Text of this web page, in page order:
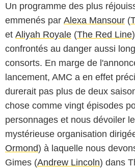
Un programme des plus
emmenés par Alexa Mansour (
et Aliyah Royale (The Red Line
confrontés au danger aussi
consorts. En marge de
lancement, AMC a en effet
durerait pas plus de deux
chose comme vingt épisodes
personnages et nous dévoiler
mystérieuse organisation
Ormond) à laquelle nous
Gimes (Andrew Lincoln) dans